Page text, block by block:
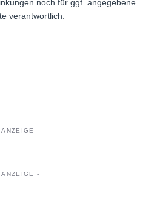
noch für ggf. angegebene
verantwortlich.